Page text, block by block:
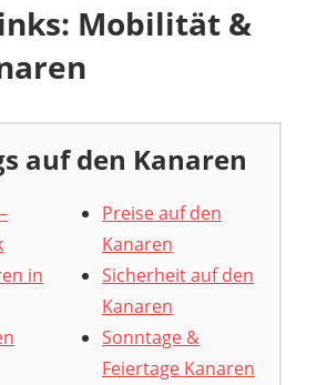
Mobilität &
auf den Kanaren
in
Preise auf den
Kanaren
Sicherheit auf den
Kanaren
Sonntage &
Feiertage Kanaren